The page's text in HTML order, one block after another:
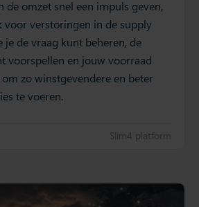
de omzet snel een impuls geven,
voor verstoringen in de supply
je de vraag kunt beheren, de
voorspellen en jouw voorraad
zo winstgevendere en beter
te voeren.
Slim4 platform